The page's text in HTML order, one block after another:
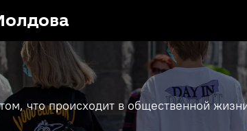
что происходит в общественной